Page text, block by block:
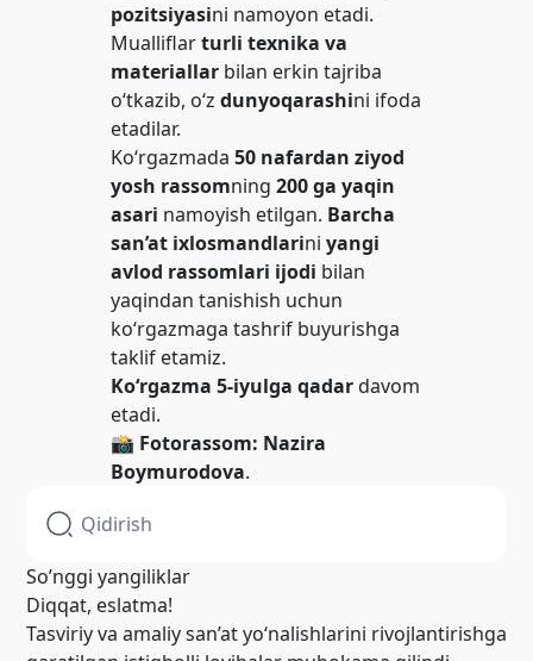
pozitsiyasini namoyon etadi.
Mualliflarturli texnika va
materiallar bilan erkin tajriba
o‘tkazib, o‘zdunyoqarashini ifoda
etadilar.
Ko‘rgazmada50 nafardan ziyod
yosh rassomning200 ga yaqin
asari namoyish etilgan. Barcha
san’at ixlosmandlariniyangi
avlod rassomlari ijodi bilan
yaqindan tanishish uchun
ko‘rgazmaga tashrif buyurishga
taklif etamiz.
Ko‘rgazma 5-iyulga qadardavom
etadi.
📸 Fotorassom: Nazira
Boymurodova.
So’nggi yangiliklar
Diqqat, eslatma!
Tasviriy va amaliy san’at yo‘nalishlarini rivojlantirishga